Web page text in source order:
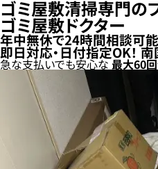
ゴミ屋敷清掃専門の
ゴミ屋敷ドクター
年中無休で24時間相談可能
即日対応・日付指定OK！ 南
急な支払いでも安心な最大60